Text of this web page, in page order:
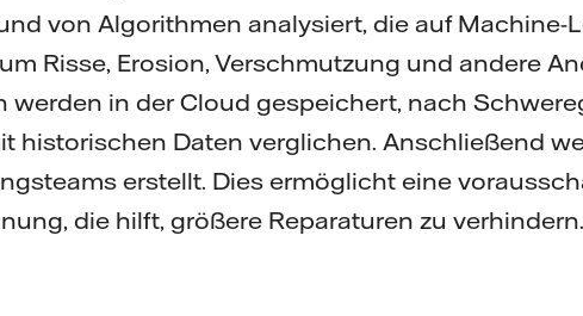
von Algorithmen analysiert, die auf Machine-
Risse, Erosion, Verschmutzung und andere
werden in der Cloud gespeichert, nach
historischen Daten verglichen. Anschließend
erstellt. Dies ermöglicht eine
die hilft, größere Reparaturen zu verhindern.